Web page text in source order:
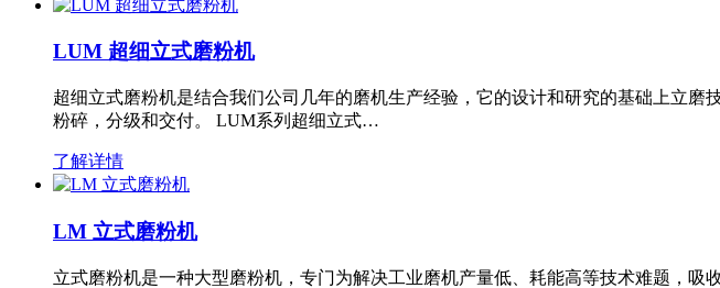
LUM 超细立式磨粉机
超细立式磨粉机是结合我们公司几年的磨机生产经验，它的设计和研究的基础上立
粉碎，分级和交付。 LUM系列超细立式…
了解详情
LM 立式磨粉机
立式磨粉机是一种大型磨粉机，专门为解决工业磨机产量低、耗能高等技术难题，